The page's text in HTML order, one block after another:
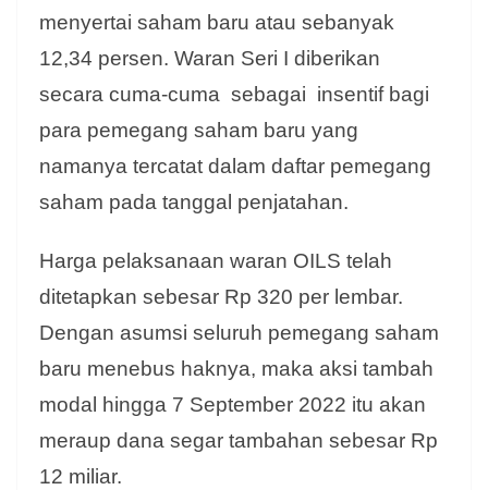
menyertai saham baru atau sebanyak
12,34 persen. Waran Seri I diberikan
secara cuma-cuma sebagai insentif bagi
para pemegang saham baru yang
namanya tercatat dalam daftar pemegang
saham pada tanggal penjatahan.
Harga pelaksanaan waran OILS telah
ditetapkan sebesar Rp 320 per lembar.
Dengan asumsi seluruh pemegang saham
baru menebus haknya, maka aksi tambah
modal hingga 7 September 2022 itu akan
meraup dana segar tambahan sebesar Rp
12 miliar.